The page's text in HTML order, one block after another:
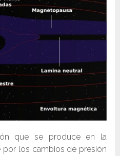
que se produce en la
los cambios de presión